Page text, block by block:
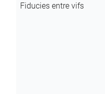
Fiducies entre vifs